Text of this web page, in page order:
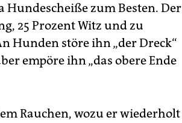
zum Besten. Der
25 Prozent Witz und zu
Hunden störe ihn „der Dreck“
empöre ihn „das obere Ende
Rauchen, wozu er wiederholt